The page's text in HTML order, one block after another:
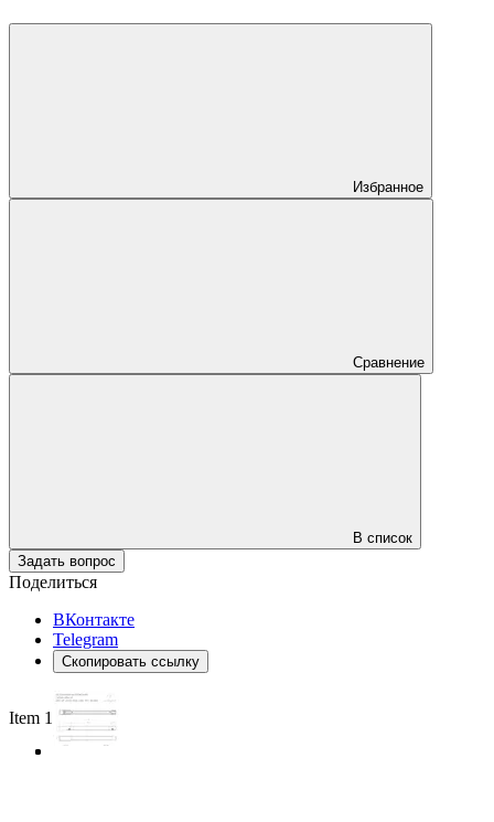
Избранное
Сравнение
В список
Задать вопрос
Поделиться
ВКонтакте
Telegram
Скопировать ссылку
Item 1 of 3